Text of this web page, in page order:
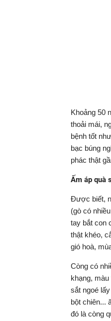
Khoảng 50
thoải mái,
bệnh tốt
bạc búng
phác thật
Ấm áp quà
Được biết,
(gò có
tay bắt con
thật khéo,
gió hoà,
Còng có
khạng,
sắt ngoé
bột chiên...
đó là còng